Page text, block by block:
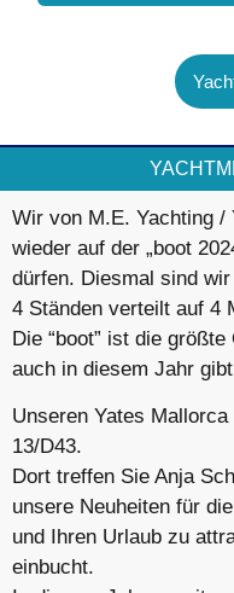
Wir von M.E. Yachting /
wieder auf der „boot
dürfen. Diesmal sind
4 Ständen verteilt auf 4
Die “boot” ist die
auch in diesem Jahr
Unseren Yates
13/D43.
Dort treffen Sie Anja
unsere Neuheiten für
und Ihren Urlaub zu
einbucht.